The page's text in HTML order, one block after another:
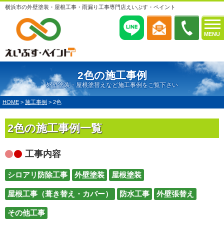
MENU
横浜市の外壁塗装・屋根工事・雨漏り工事専門店えいぶす・ペイント
2色の施工事例
外壁塗装・屋根塗替えなど施工事例をご覧下さい
HOME > 施工事例 > 2色
2色の施工事例一覧
工事内容
シロアリ防除工事 外壁塗装 屋根塗装
屋根工事（葺き替え・カバー） 防水工事 外壁張替え
その他工事